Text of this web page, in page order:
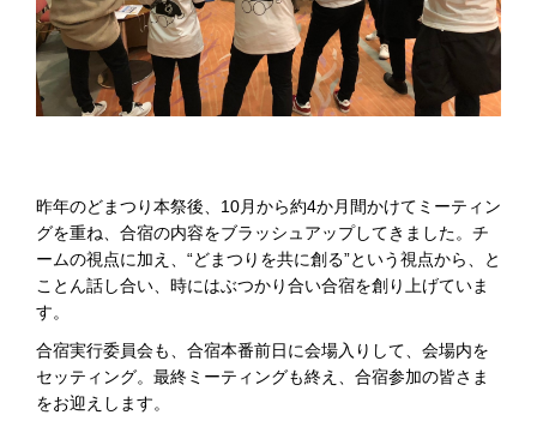
昨年のどまつり本祭後、10月から約4か月間かけてミーティン
グを重ね、合宿の内容をブラッシュアップしてきました。チ
ームの視点に加え、“どまつりを共に創る”という視点から、と
ことん話し合い、時にはぶつかり合い合宿を創り上げていま
す。
合宿実行委員会も、合宿本番前日に会場入りして、会場内を
セッティング。最終ミーティングも終え、合宿参加の皆さま
をお迎えします。